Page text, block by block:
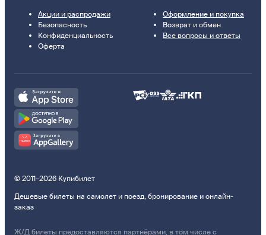
Акции и распродажи
Безопасность
Конфиденциальность
Оферта
Оформление и покупка
Возврат и обмен
Все вопросы и ответы
© 2011–2026 Купибилет
Дешевые билеты на самолет и поезд, бронирование и онлайн-
заказ
Ж/Д билеты предоставляются партнёрами, в том числе с